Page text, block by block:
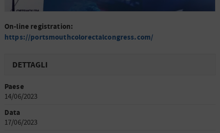
On-line registration:
https://portsmouthcolorectalcongress.com/
DETTAGLI
Paese
14/06/2023
Data
17/06/2023